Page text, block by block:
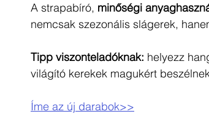
A strapabíró, minőségi
nemcsak szezonális slágerek,
Tipp viszonteladóknak: helyezz
világító kerekek magukért
Íme az új darabok>>